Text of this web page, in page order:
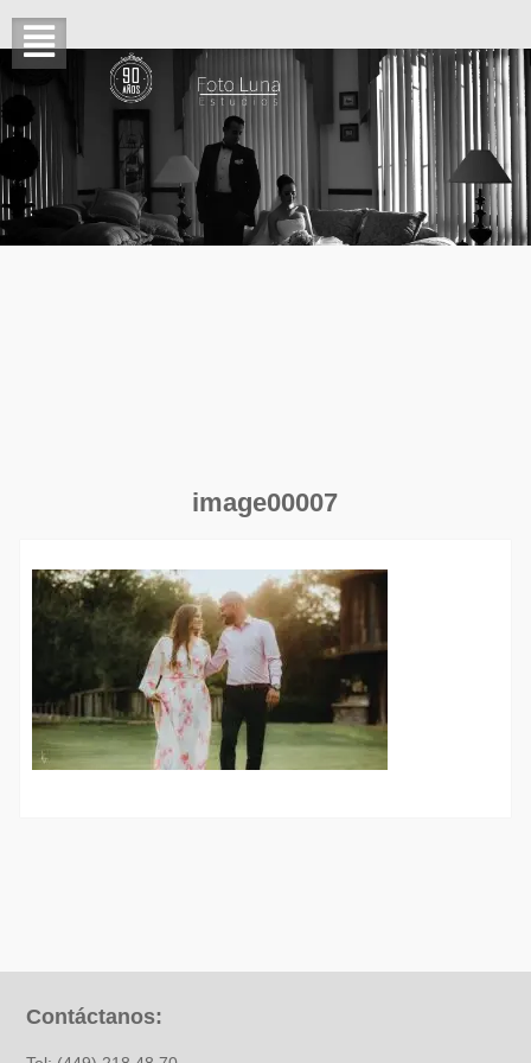
image00007
Contáctanos: